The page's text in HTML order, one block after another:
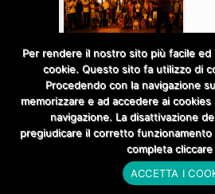
Elegant Themes|
Per rendere il nostro sito più facile
cookie. Questo sito fa utilizzo di
Procedendo con la navigazione
memorizzare e ad accedere ai
navigazione. La disattivazione
pregiudicare il corretto funzionamento
completa cliccare
ACCETTA I